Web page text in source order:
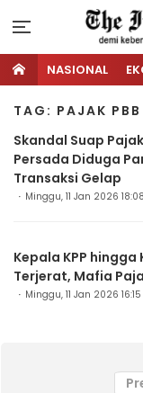
NASIONAL
TAG: PAJAK PBB
Skandal Suap
Persada Diduga
Transaksi Gelap
Minggu, 11 Jan 2026
Kepala KPP
Terjerat, Mafia
Minggu, 11 Jan 2026 16:15